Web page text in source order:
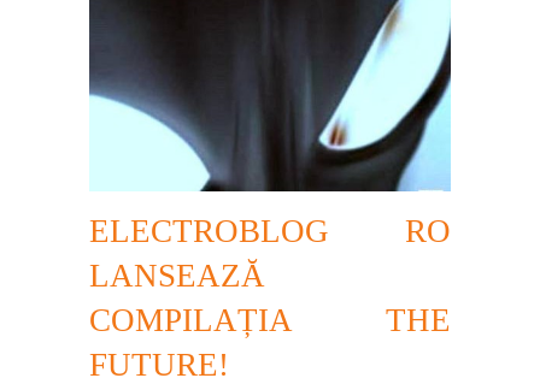
ELECTROBLOG RO
LANSEAZĂ
COMPILAȚIA THE
FUTURE!